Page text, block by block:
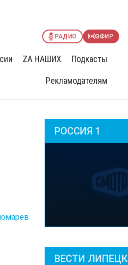
РАДИО ЭФИР
ZА НАШИХ Подкасты
Рекламодателям
РОССИЯ 1
ВЕСТИ ЛИПЕЦК